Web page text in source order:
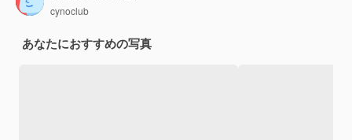
cynoclub
あなたにおすすめの写真